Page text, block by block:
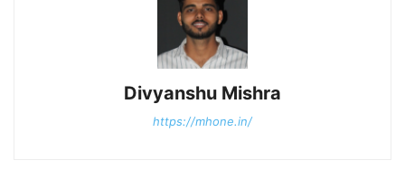
Divyanshu Mishra
https://mhone.in/